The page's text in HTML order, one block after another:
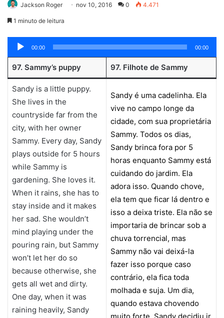
Jackson Roger nov 10, 2016 0 4.471
1 minuto de leitura
Tocador
de
áudio
00:00 00:00
97. Sammy’s puppy 97. Filhote de Sammy
Sandy is a little puppy.
She lives in the
countryside far from the
city, with her owner
Sammy. Every day, Sandy
plays outside for 5 hours
while Sammy is
gardening. She loves it.
When it rains, she has to
stay inside and it makes
her sad. She wouldn’t
mind playing under the
pouring rain, but Sammy
won’t let her do so
because otherwise, she
gets all wet and dirty.
One day, when it was
raining heavily, Sandy
Sandy é uma cadelinha. Ela
vive no campo longe da
cidade, com sua proprietária
Sammy. Todos os dias,
Sandy brinca fora por 5
horas enquanto Sammy está
cuidando do jardim. Ela
adora isso. Quando chove,
ela tem que ficar lá dentro e
isso a deixa triste. Ela não se
importaria de brincar sob a
chuva torrencial, mas
Sammy não vai deixá-la
fazer isso porque caso
contrário, ela fica toda
molhada e suja. Um dia,
quando estava chovendo